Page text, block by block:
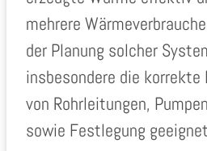
mehrere
der Planung solcher
insbesondere die korrekte
von Rohrleitungen,
sowie Festlegung